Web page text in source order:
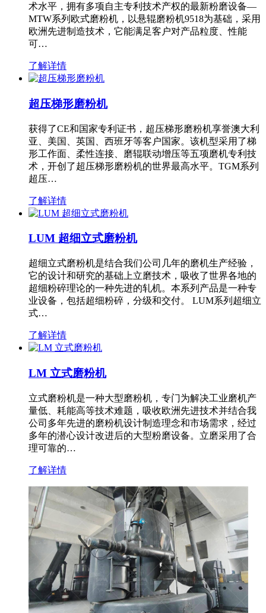
术水平，拥有多项自主专利技术产权的最新粉磨设备—
MTW系列欧式磨粉机，以悬辊磨粉机9518为基础，采用
欧洲先进制造技术，它能满足客户对产品粒度、性能
可…
了解详情
超压梯形磨粉机
获得了CE和国家专利证书，超压梯形磨粉机享誉澳大利
亚、美国、英国、西班牙等客户国家。该机型采用了梯
形工作面、柔性连接、磨辊联动增压等五项磨机专利技
术，开创了超压梯形磨粉机的世界最高水平。TGM系列
超压…
了解详情
LUM 超细立式磨粉机
超细立式磨粉机是结合我们公司几年的磨机生产经验，
它的设计和研究的基础上立磨技术，吸收了世界各地的
超细粉碎理论的一种先进的轧机。本系列产品是一种专
业设备，包括超细粉碎，分级和交付。 LUM系列超细立
式…
了解详情
LM 立式磨粉机
立式磨粉机是一种大型磨粉机，专门为解决工业磨机产
量低、耗能高等技术难题，吸收欧洲先进技术并结合我
公司多年先进的磨粉机设计制造理念和市场需求，经过
多年的潜心设计改进后的大型粉磨设备。立磨采用了合
理可靠的…
了解详情